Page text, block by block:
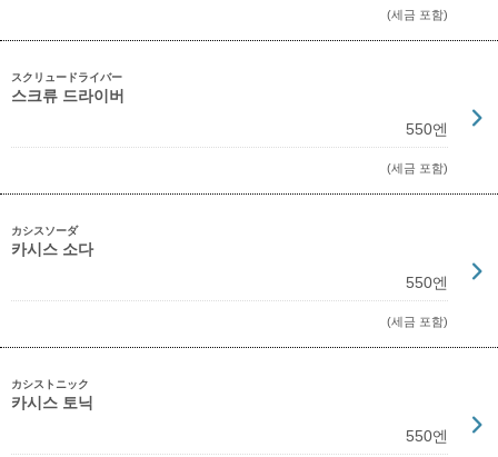
(세금 포함)
スクリュードライバー
스크류 드라이버
550엔
(세금 포함)
カシスソーダ
카시스 소다
550엔
(세금 포함)
カシストニック
카시스 토닉
550엔